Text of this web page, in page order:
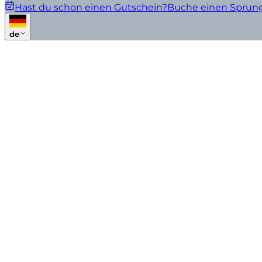
Hast du schon einen Gutschein?Buche einen
de